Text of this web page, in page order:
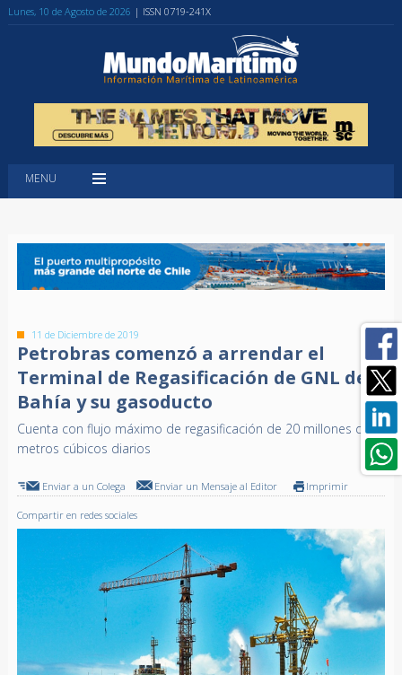
Lunes, 10 de Agosto de 2026 | ISSN 0719-241X
MENU
11 de Diciembre de 2019
Petrobras comenzó a arrendar el
Terminal de Regasificación de GNL de
Bahía y su gasoducto
Cuenta con flujo máximo de regasificación de 20 millones de
metros cúbicos diarios
Enviar a un Colega Enviar un Mensaje al Editor Imprimir
Compartir en redes sociales